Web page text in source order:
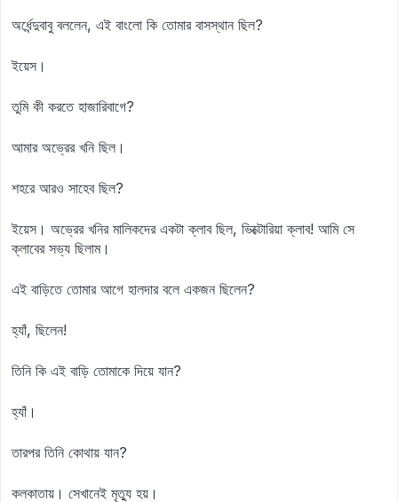
অর্ধেন্দুবাবু বললেন, এই বাংলো কি তোমার বাসস্থান ছিল?
ইয়েস।
তুমি কী করতে হাজারিবাগে?
আমার অভ্রের খনি ছিল।
শহরে আরও সাহেব ছিল?
ইয়েস। অভ্রের খনির মালিকদের একটা ক্লাব ছিল, ভিক্টোরিয়া ক্লাব! আমি সে
ক্লাবের সভ্য ছিলাম।
এই বাড়িতে তোমার আগে হালদার বলে একজন ছিলেন?
হ্যাঁ, ছিলেন!
তিনি কি এই বাড়ি তোমাকে দিয়ে যান?
হ্যাঁ।
তারপর তিনি কোথায় যান?
কলকাতায়। সেখানেই মৃত্যু হয়।